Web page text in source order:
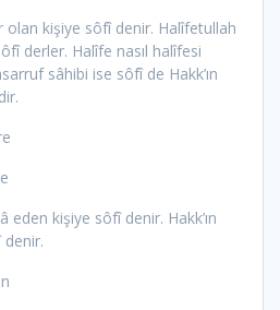
olan kişiye sôfî denir. Halîfetullah
derler. Halîfe nasıl halîfesi
sâhibi ise sôfî de Hakk’ın
kişiye sôfî denir. Hakk’ın